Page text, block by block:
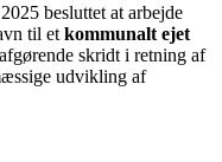
besluttet at arbejde
til et kommunalt ejet
skridt i retning af
udvikling af